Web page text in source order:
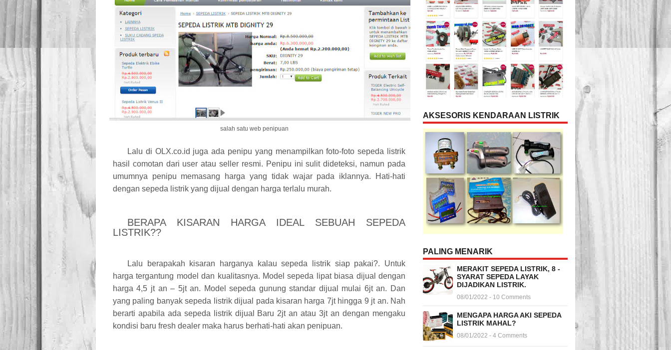
salah satu web penipuan
Lalu di OLX.co.id juga ada penipu yang menampilkan foto-foto sepeda listrik
hasil comotan dari user atau seller resmi. Penipu ini sulit dideteksi, namun pada
umumnya penipu memasang harga yang tidak wajar pada iklannya. Hati-hati
dengan sepeda listrik yang dijual dengan harga terlalu murah.
BERAPA KISARAN HARGA IDEAL SEBUAH SEPEDA
LISTRIK??
Lalu berapakah kisaran harganya kalau sepeda listrik siap pakai?. Untuk
harga tergantung model dan kualitasnya. Model sepeda lipat biasa dijual dengan
harga 4,5 jt an – 5jt an. Model sepeda gunung standar dijual mulai 6jt an. Dan
yang paling banyak sepeda listrik dijual pada kisaran harga 7jt hingga 9 jt an. Nah
berarti apabila ada sepeda listrik dijual Baru 2jt an atau 3jt an dengan mengaku
kondisi baru fresh dealer maka harus berhati-hati akan penipuan.
AKSESORIS KENDARAAN LISTRIK
PALING MENARIK
MERAKIT SEPEDA LISTRIK, 8 -
SYARAT SEPEDA LAYAK
DIJADIKAN LISTRIK.
08/01/2022 - 10 Comments
MENGAPA HARGA AKI SEPEDA
LISTRIK MAHAL?
08/01/2022 - 4 Comments